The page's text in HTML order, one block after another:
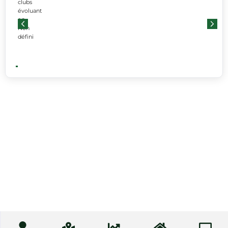
clubs
évoluant
en
Non
défini